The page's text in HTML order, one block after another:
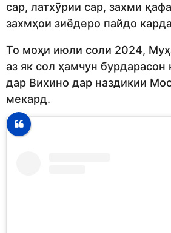
сар, латхӯрии сар, захми
захмҳои зиёдеро пайдо
То моҳи июли соли 2024,
аз як сол ҳамчун бурдарасон
дар Вихино дар наздикии
мекард.